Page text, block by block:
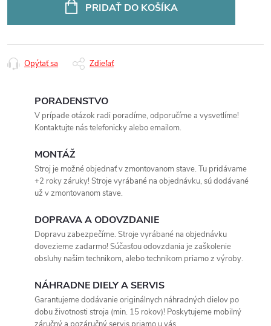
PRIDAŤ DO KOŠÍKA
Opýtať sa Zdieľať
PORADENSTVO
V prípade otázok radi poradíme, odporučíme a vysvetlíme!
Kontaktujte nás telefonicky alebo emailom.
MONTÁŽ
Stroj je možné objednať v zmontovanom stave. Tu pridávame
+2 roky záruky! Stroje vyrábané na objednávku, sú dodávané
už v zmontovanom stave.
DOPRAVA A ODOVZDANIE
Dopravu zabezpečíme. Stroje vyrábané na objednávku
dovezieme zadarmo! Súčasťou odovzdania je zaškolenie
obsluhy našim technikom, alebo technikom priamo z výroby.
NÁHRADNE DIELY A SERVIS
Garantujeme dodávanie originálnych náhradných dielov po
dobu životnosti stroja (min. 15 rokov)! Poskytujeme mobilný